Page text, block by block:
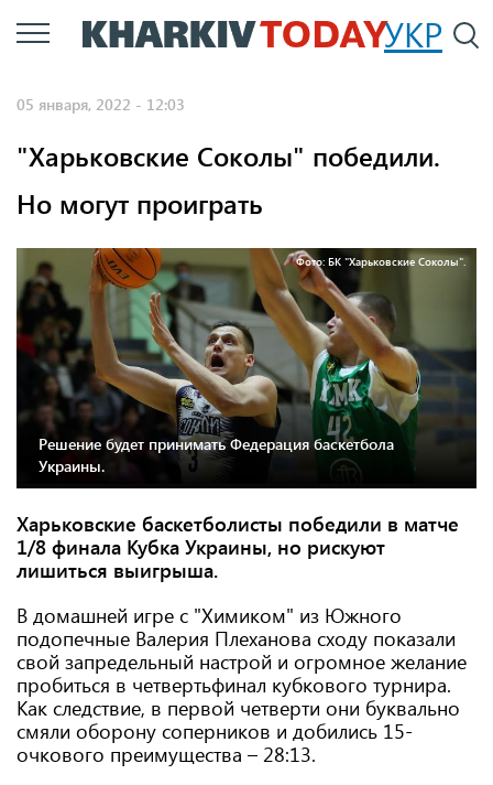
Перейти
к
УКР
05 января, 2022 - 12:03
"Харьковские Соколы" победили.
Но могут проиграть
Фото: БК "Харьковские Соколы".
Решение будет принимать Федерация баскетбола
Украины.
Харьковские баскетболисты победили в матче
1/8 финала Кубка Украины, но рискуют
лишиться выигрыша.
В домашней игре с "Химиком" из Южного
подопечные Валерия Плеханова сходу показали
свой запредельный настрой и огромное желание
пробиться в четвертьфинал кубкового турнира.
Как следствие, в первой четверти они буквально
смяли оборону соперников и добились 15-
очкового преимущества – 28:13.